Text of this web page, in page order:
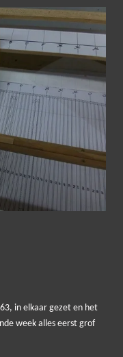
in elkaar gezet en het
week alles eerst grof